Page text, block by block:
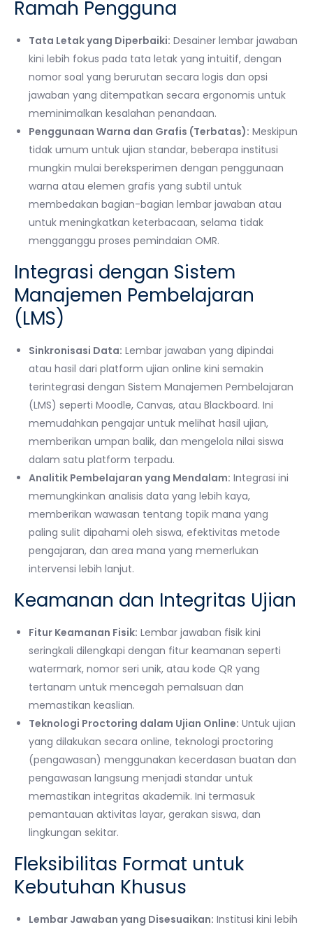
Ramah Pengguna
Tata Letak yang Diperbaiki: Desainer lembar jawaban
kini lebih fokus pada tata letak yang intuitif, dengan
nomor soal yang berurutan secara logis dan opsi
jawaban yang ditempatkan secara ergonomis untuk
meminimalkan kesalahan penandaan.
Penggunaan Warna dan Grafis (Terbatas): Meskipun
tidak umum untuk ujian standar, beberapa institusi
mungkin mulai bereksperimen dengan penggunaan
warna atau elemen grafis yang subtil untuk
membedakan bagian-bagian lembar jawaban atau
untuk meningkatkan keterbacaan, selama tidak
mengganggu proses pemindaian OMR.
Integrasi dengan Sistem
Manajemen Pembelajaran
(LMS)
Sinkronisasi Data: Lembar jawaban yang dipindai
atau hasil dari platform ujian online kini semakin
terintegrasi dengan Sistem Manajemen Pembelajaran
(LMS) seperti Moodle, Canvas, atau Blackboard. Ini
memudahkan pengajar untuk melihat hasil ujian,
memberikan umpan balik, dan mengelola nilai siswa
dalam satu platform terpadu.
Analitik Pembelajaran yang Mendalam: Integrasi ini
memungkinkan analisis data yang lebih kaya,
memberikan wawasan tentang topik mana yang
paling sulit dipahami oleh siswa, efektivitas metode
pengajaran, dan area mana yang memerlukan
intervensi lebih lanjut.
Keamanan dan Integritas Ujian
Fitur Keamanan Fisik: Lembar jawaban fisik kini
seringkali dilengkapi dengan fitur keamanan seperti
watermark, nomor seri unik, atau kode QR yang
tertanam untuk mencegah pemalsuan dan
memastikan keaslian.
Teknologi Proctoring dalam Ujian Online: Untuk ujian
yang dilakukan secara online, teknologi proctoring
(pengawasan) menggunakan kecerdasan buatan dan
pengawasan langsung menjadi standar untuk
memastikan integritas akademik. Ini termasuk
pemantauan aktivitas layar, gerakan siswa, dan
lingkungan sekitar.
Fleksibilitas Format untuk
Kebutuhan Khusus
Lembar Jawaban yang Disesuaikan: Institusi kini lebih